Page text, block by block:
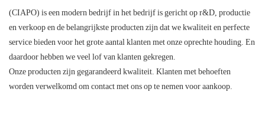
(CIAPO) is een modern bedrijf in het bedrijf is gericht op r&D, productie
en verkoop en de belangrijkste producten zijn dat we kwaliteit en perfecte
service bieden voor het grote aantal klanten met onze oprechte houding. En
daardoor hebben we veel lof van klanten gekregen.
Onze producten zijn gegarandeerd kwaliteit. Klanten met behoeften
worden verwelkomd om contact met ons op te nemen voor aankoop.